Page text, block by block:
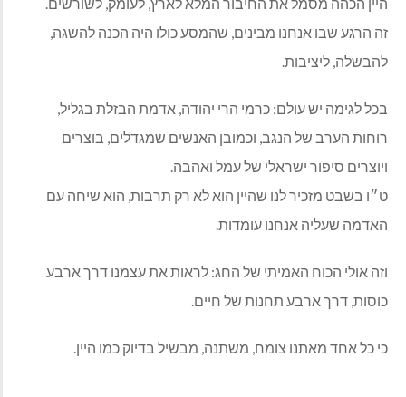
זה הרגע שבו אנחנו מבינים, שהמסע כולו היה הכנה להשגה,
להבשלה, ליציבות.
בכל לגימה יש עולם: כרמי הרי יהודה, אדמת הבזלת בגליל,
רוחות הערב של הנגב, וכמובן האנשים שמגדלים, בוצרים
ויוצרים סיפור ישראלי של עמל ואהבה.
ט״ו בשבט מזכיר לנו שהיין הוא לא רק תרבות, הוא שיחה עם
האדמה שעליה אנחנו עומדות.
וזה אולי הכוח האמיתי של החג: לראות את עצמנו דרך ארבע
כוסות, דרך ארבע תחנות של חיים.
כי כל אחד מאתנו צומח, משתנה, מבשיל בדיוק כמו היין.